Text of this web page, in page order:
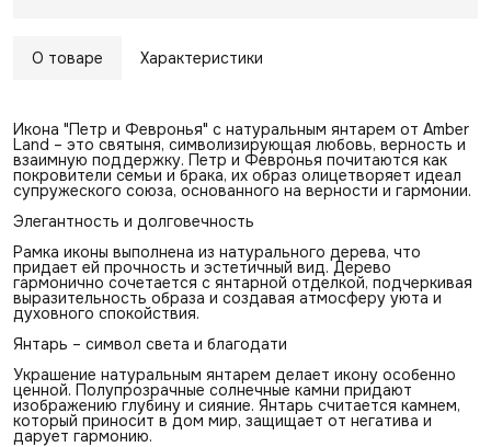
О товаре Характеристики
Икона "Петр и Февронья" с натуральным янтарем от Amber
Land – это святыня, символизирующая любовь, верность и
взаимную поддержку. Петр и Февронья почитаются как
покровители семьи и брака, их образ олицетворяет идеал
супружеского союза, основанного на верности и гармонии.
Элегантность и долговечность
Рамка иконы выполнена из натурального дерева, что
придает ей прочность и эстетичный вид. Дерево
гармонично сочетается с янтарной отделкой, подчеркивая
выразительность образа и создавая атмосферу уюта и
духовного спокойствия.
Янтарь – символ света и благодати
Украшение натуральным янтарем делает икону особенно
ценной. Полупрозрачные солнечные камни придают
изображению глубину и сияние. Янтарь считается камнем,
который приносит в дом мир, защищает от негатива и
дарует гармонию.